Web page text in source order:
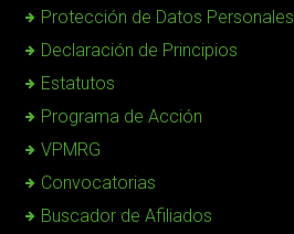
Protección de Datos Personales
Declaración de Principios
Estatutos
Programa de Acción
VPMRG
Convocatorias
Buscador de Afiliados